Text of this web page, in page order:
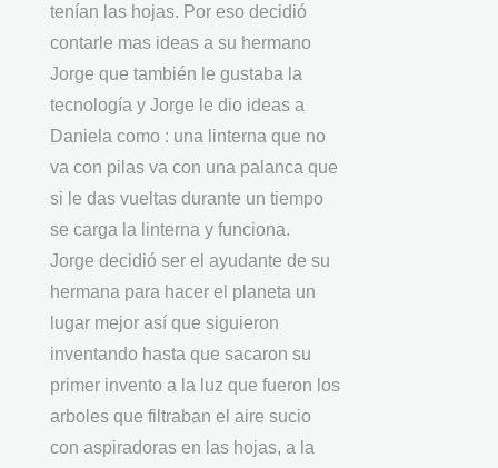
tenían las hojas. Por eso decidió
contarle mas ideas a su hermano
Jorge que también le gustaba la
tecnología y Jorge le dio ideas a
Daniela como : una linterna que no
va con pilas va con una palanca que
si le das vueltas durante un tiempo
se carga la linterna y funciona.
Jorge decidió ser el ayudante de su
hermana para hacer el planeta un
lugar mejor así que siguieron
inventando hasta que sacaron su
primer invento a la luz que fueron los
arboles que filtraban el aire sucio
con aspiradoras en las hojas, a la